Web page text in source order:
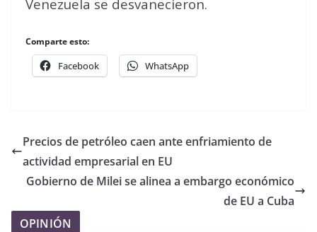
Venezuela se desvanecieron.
Comparte esto:
Facebook WhatsApp
Precios de petróleo caen ante enfriamiento de
actividad empresarial en EU
Gobierno de Milei se alinea a embargo económico
de EU a Cuba
OPINIÓN